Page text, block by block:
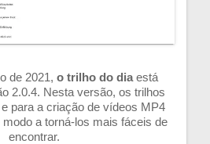
de 2021, o trilho do diaestá
2.0.4. Nesta versão, os trilhos
para a criação de vídeos MP4
a torná-los mais fáceis de
encontrar.